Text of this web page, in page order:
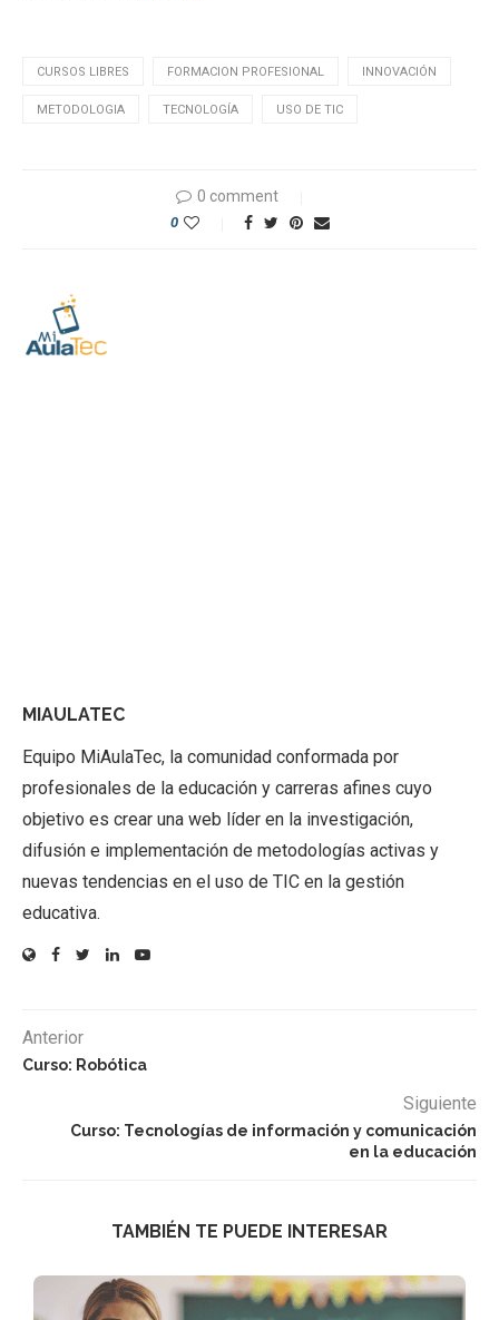
CURSOS LIBRES FORMACION PROFESIONAL INNOVACIÓN
METODOLOGIA TECNOLOGÍA USO DE TIC
0 comment
0
MIAULATEC
Equipo MiAulaTec, la comunidad conformada por
profesionales de la educación y carreras afines cuyo
objetivo es crear una web líder en la investigación,
difusión e implementación de metodologías activas y
nuevas tendencias en el uso de TIC en la gestión
educativa.
Anterior
Curso: Robótica
Siguiente
Curso: Tecnologías de información y comunicación
en la educación
TAMBIÉN TE PUEDE INTERESAR